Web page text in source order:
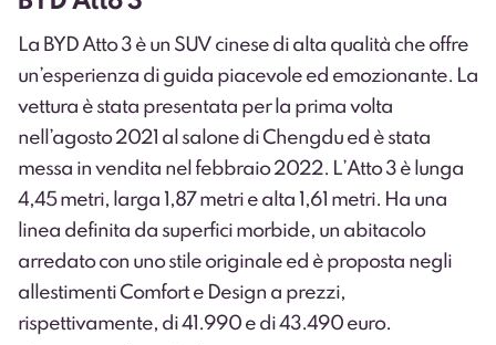
La BYD Atto 3 è un SUV cinese di alta qualità che offre
un’esperienza di guida piacevole ed emozionante. La
vettura è stata presentata per la prima volta
nell’agosto 2021 al salone di Chengdu ed è stata
messa in vendita nel febbraio 2022. L’Atto 3 è lunga
4,45 metri, larga 1,87 metri e alta 1,61 metri. Ha una
linea definita da superfici morbide, un abitacolo
arredato con uno stile originale ed è proposta negli
allestimenti Comfort e Design a prezzi,
rispettivamente, di 41.990 e di 43.490 euro.